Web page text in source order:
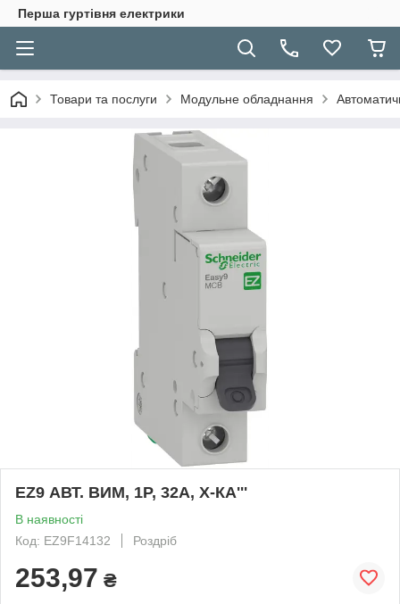
Перша гуртівня електрики
Товари та послуги Модульне обладнання
EZ9 АВТ. ВИМ, 1Р, 32А, Х-КА'''
В наявності
Код: EZ9F14132
Роздріб
253,97 ₴